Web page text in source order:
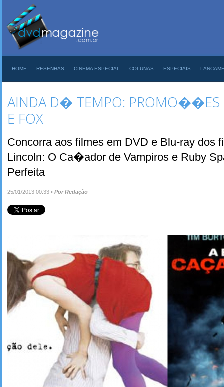
HOME RESENHAS CINEMA ESPECIAL COLUNAS ESPECIAIS
AINDA D� TEMPO: PROMO��ES
E FOX
Concorra aos filmes em DVD e Blu-ray dos
Lincoln: O Ca�ador de Vampiros e Ruby
Perfeita
25/01/2013 00:33 • Por Redação